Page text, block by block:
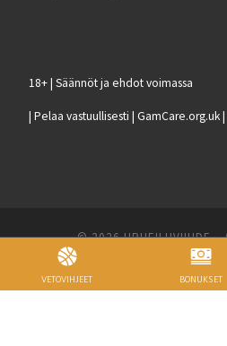
18+ | Säännöt ja ehdot voimassa
| Pelaa vastuullisesti | GamCare.org.uk |
© 2026URHEILUVIIHDE–
Powered by – Designed with
VETOVIHJEET BONUKSET